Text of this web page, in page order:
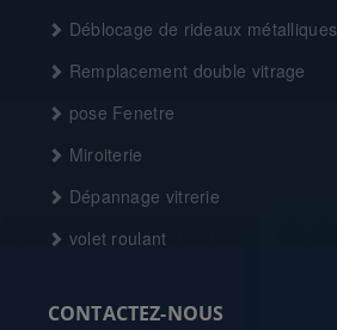
Déblocage de rideaux métalliques
Remplacement double vitrage
pose Fenetre
Miroiterie
Dépannage vitrerie
volet roulant
CONTACTEZ-NOUS